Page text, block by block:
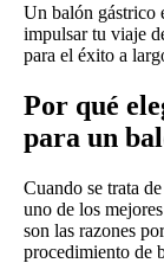
Un balón gástrico
impulsar tu viaje
para el éxito a
Por qué
para un
Cuando se trata
uno de los
son las razones
procedimiento de